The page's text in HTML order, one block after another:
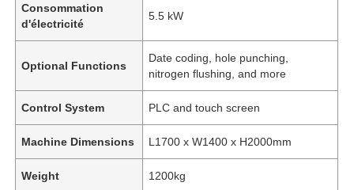
Consommation
d'électricité
5.5 kW
Optional Functions
Date coding, hole punching,
nitrogen flushing, and more
Control System PLC and touch screen
Machine Dimensions L1700 x W1400 x H2000mm
Weight 1200kg